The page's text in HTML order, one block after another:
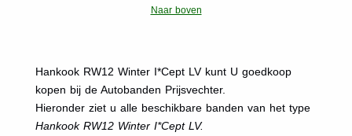
Naar boven
Hankook RW12 Winter I*Cept LV kunt U goedkoop
kopen bij de Autobanden Prijsvechter.
Hieronder ziet u alle beschikbare banden van het type
Hankook RW12 Winter I*Cept LV.